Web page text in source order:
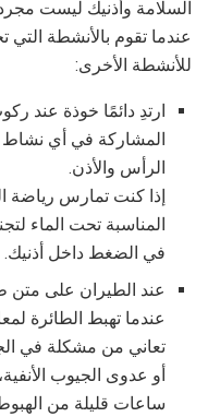
السلامة وأذنيك ليست
عندما تقوم بالأنشطة التي
للأنشطة الأخرى:
ارتدِ دائمًا خوذة عند
المشاركة في أي
الرأس والأذن.
إذا كنت تمارس رياضة
المناسبة تحت الماء
في الضغط داخل أذنيك.
عند الطيران على متن
عندما تهبط الطائرة
تعاني من مشكلة في
أو عدوى الجيوب
ساعات قليلة من